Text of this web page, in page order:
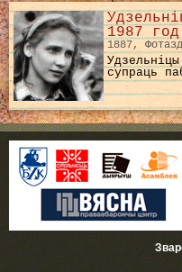
1987 год
1887,
супраць